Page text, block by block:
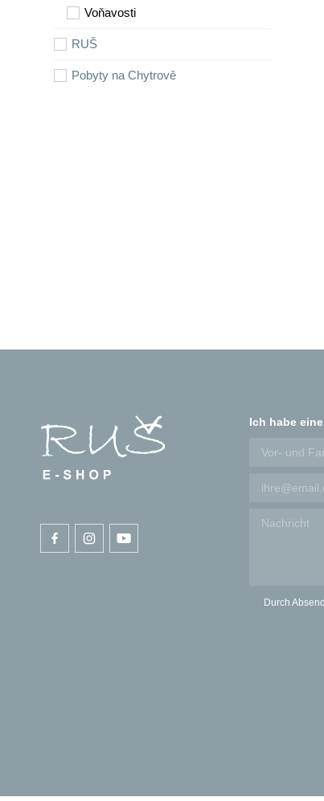
Voňavosti
RUŠ
Pobyty na Chytrově
Ich habe
Durch